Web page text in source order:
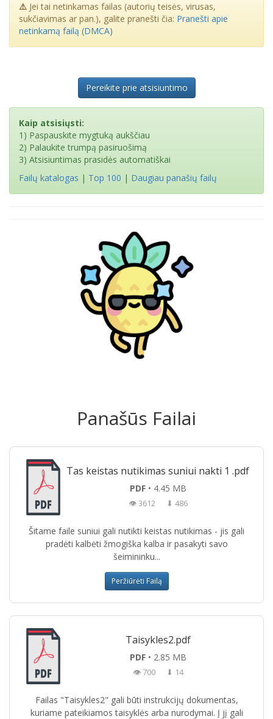
⚠️ Jei tai netinkamas failas (autorių teisės, virusas,
sukčiavimas ar pan.), galite pranešti čia: Pranešti apie
netinkamą failą (DMCA)
Pereikite prie atsisiuntimo
Kaip atsisiųsti:
1) Paspauskite mygtuką aukščiau
2) Palaukite trumpą pasiruošimą
3) Atsisiuntimas prasidės automatiškai
Failų katalogas | Top 100 | Daugiau panašių failų
Panašūs Failai
Tas keistas nutikimas suniui nakti 1 .pdf
PDF• 4.45 MB
👁 3612 ⬇ 486
Šitame faile suniui gali nutikti keistas nutikimas - jis gali
pradėti kalbėti žmogiška kalba ir pasakyti savo
šeimininku...
Peržiūrėti Failą
Taisykles2.pdf
PDF• 2.85 MB
👁 700 ⬇ 14
Failas "Taisykles2" gali būti instrukcijų dokumentas,
kuriame pateikiamos taisyklės arba nurodymai. Į jį gali